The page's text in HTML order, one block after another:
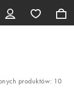
produktów: 10